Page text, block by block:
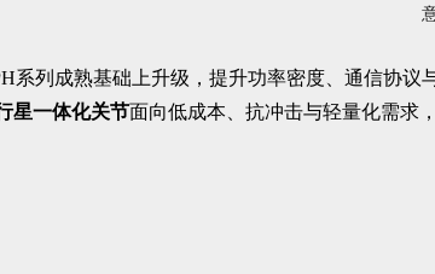
系列成熟基础上升级，提升功率密度、通信协议
星一体化关节面向低成本、抗冲击与轻量化需求